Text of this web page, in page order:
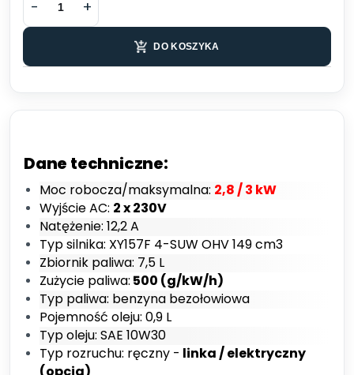
DO KOSZYKA
Dane techniczne:
Moc robocza/maksymalna: 2,8 / 3 kW
Wyjście AC: 2 x 230V
Natężenie: 12,2 A
Typ silnika: XY157F 4-SUW OHV 149 cm3
Zbiornik paliwa: 7,5 L
Zużycie paliwa: 500 (g/kW/h)
Typ paliwa: benzyna bezołowiowa
Pojemność oleju: 0,9 L
Typ oleju: SAE 10W30
Typ rozruchu: ręczny - linka / elektryczny